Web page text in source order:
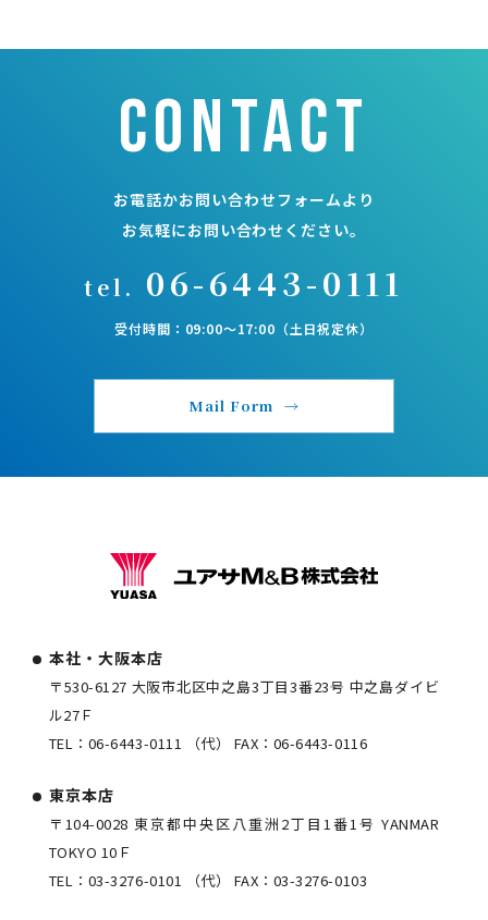
contact
お電話かお問い合わせフォームより
お気軽にお問い合わせください。
tel. 06-6443-0111
受付時間：09:00〜17:00（土日祝定休）
Mail Form
本社・大阪本店
〒530-6127 大阪市北区中之島3丁目3番23号 中之島ダイビ
ル27Ｆ
TEL： 06-6443-0111 （代） FAX： 06-6443-0116
東京本店
〒104-0028 東京都中央区八重洲2丁目1番1号 YANMAR
TOKYO 10Ｆ
TEL： 03-3276-0101 （代） FAX： 03-3276-0103